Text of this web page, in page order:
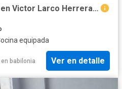
Departamento en venta en Victor Larco Herrera a S/470,340
equipada
en babilonia Ver en detalle